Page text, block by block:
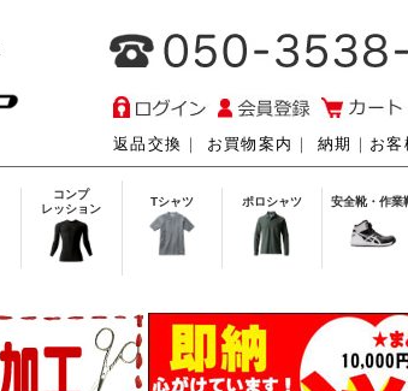
返品交換 ｜ お買物案内 ｜ 納期 ｜ お客
コンプ
レッション
Tシャツ ポロシャツ 安全靴・作業